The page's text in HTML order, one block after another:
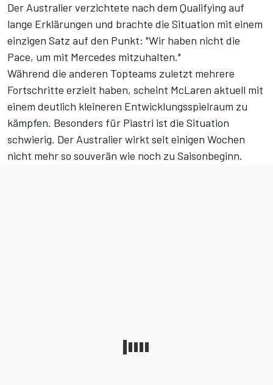
Der Australier verzichtete nach dem Qualifying auf
lange Erklärungen und brachte die Situation mit einem
einzigen Satz auf den Punkt: "Wir haben nicht die
Pace, um mit Mercedes mitzuhalten."
Während die anderen Topteams zuletzt mehrere
Fortschritte erzielt haben, scheint McLaren aktuell mit
einem deutlich kleineren Entwicklungsspielraum zu
kämpfen. Besonders für Piastri ist die Situation
schwierig. Der Australier wirkt seit einigen Wochen
nicht mehr so souverän wie noch zu Saisonbeginn.